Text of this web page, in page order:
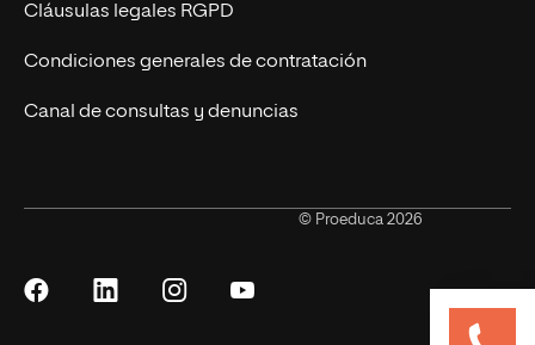
Cláusulas legales RGPD
Condiciones generales de contratación
Canal de consultas y denuncias
Síguenos
SíguenosSíguenosSíguenos
© Proeduca 2026